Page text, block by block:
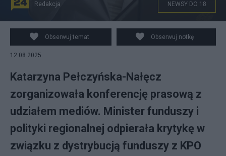
Redakcja NEWSY DO 18
Obserwuj temat Obserwuj notkę
12.08.2025
Katarzyna Pełczyńska-Nałęcz
zorganizowała konferencję prasową z
udziałem mediów. Minister funduszy i
polityki regionalnej odpierała krytykę w
związku z dystrybucją funduszy z KPO